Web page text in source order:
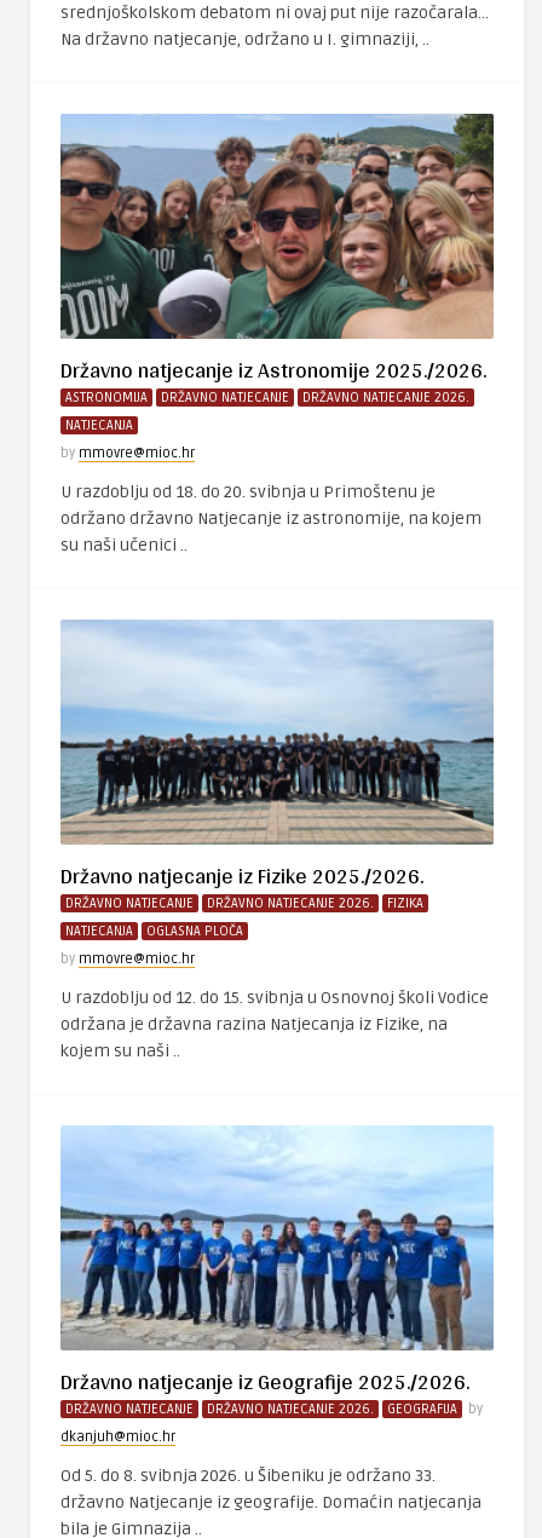
srednjoškolskom debatom ni ovaj put nije razočarala…
Na državno natjecanje, održano u I. gimnaziji, ..
Državno natjecanje iz Astronomije 2025./2026.
ASTRONOMIJA DRŽAVNO NATJECANJE
DRŽAVNO NATJECANJE 2026.
NATJECANJA
by mmovre@mioc.hr
U razdoblju od 18. do 20. svibnja u Primoštenu je
održano državno Natjecanje iz astronomije, na kojem
su naši učenici ..
Državno natjecanje iz Fizike 2025./2026.
DRŽAVNO NATJECANJE DRŽAVNO NATJECANJE 2026.
FIZIKA
NATJECANJA
OGLASNA PLOČA
by mmovre@mioc.hr
U razdoblju od 12. do 15. svibnja u Osnovnoj školi Vodice
održana je državna razina Natjecanja iz Fizike, na
kojem su naši ..
Državno natjecanje iz Geografije 2025./2026.
DRŽAVNO NATJECANJE DRŽAVNO NATJECANJE 2026. GEOGRAFIJA
by
dkanjuh@mioc.hr
Od 5. do 8. svibnja 2026. u Šibeniku je održano 33.
državno Natjecanje iz geografije. Domaćin natjecanja
bila je Gimnazija ..